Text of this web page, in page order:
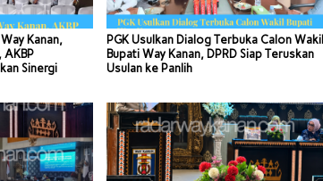
Kanan,
AKBP
Sinergi
PGK Usulkan Dialog Terbuka Calon Wakil
Bupati Way Kanan, DPRD Siap Teruskan
Usulan ke Panlih